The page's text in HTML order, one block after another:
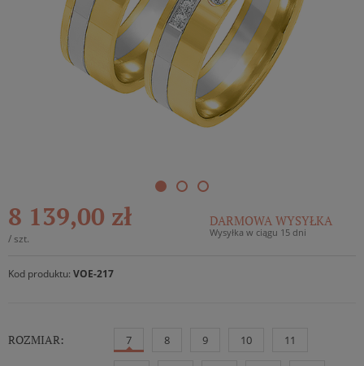
8 139,00 zł
/ szt.
DARMOWA WYSYŁKA
Wysyłka w ciągu 15 dni
Kod produktu: VOE-217
ROZMIAR: 7 8 9 10 11